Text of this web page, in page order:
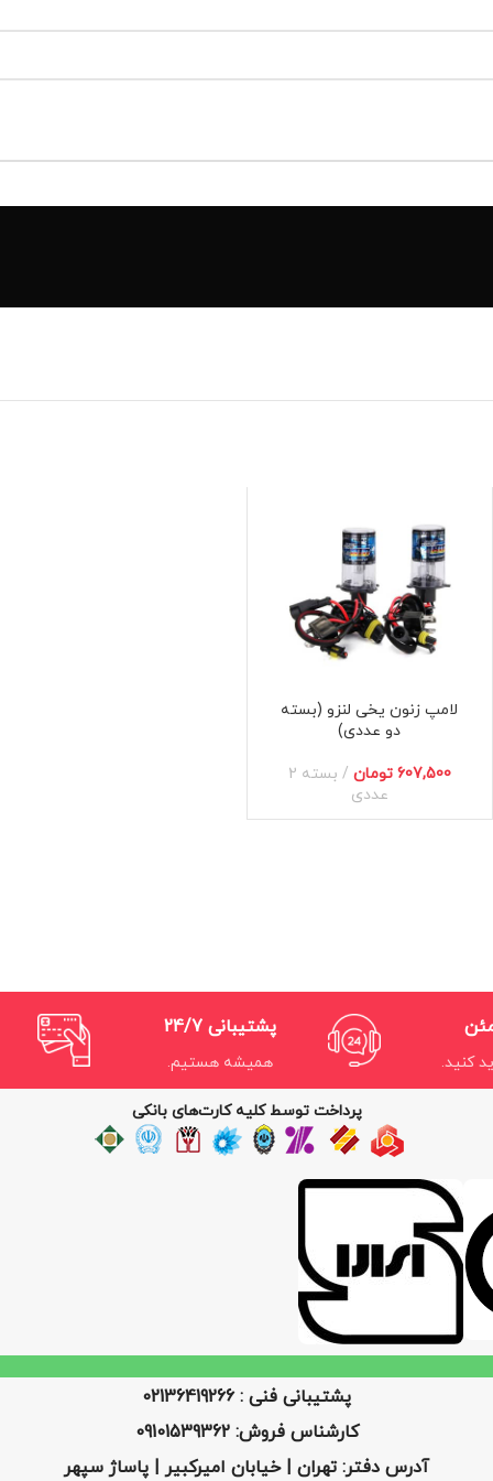
لامپ زنون یخی لنزو (بسته
دو عددی)
تومان
کنید.
پشتیبانی 24/7
همیشه هستیم.
پرداخت توسط کلیه کارت‌های بانکی
پشتیبانی فنی : 02136419266
کارشناس فروش: 09101539362
آدرس دفتر: تهران | خیابان امیرکبیر | پاساژ سپهر